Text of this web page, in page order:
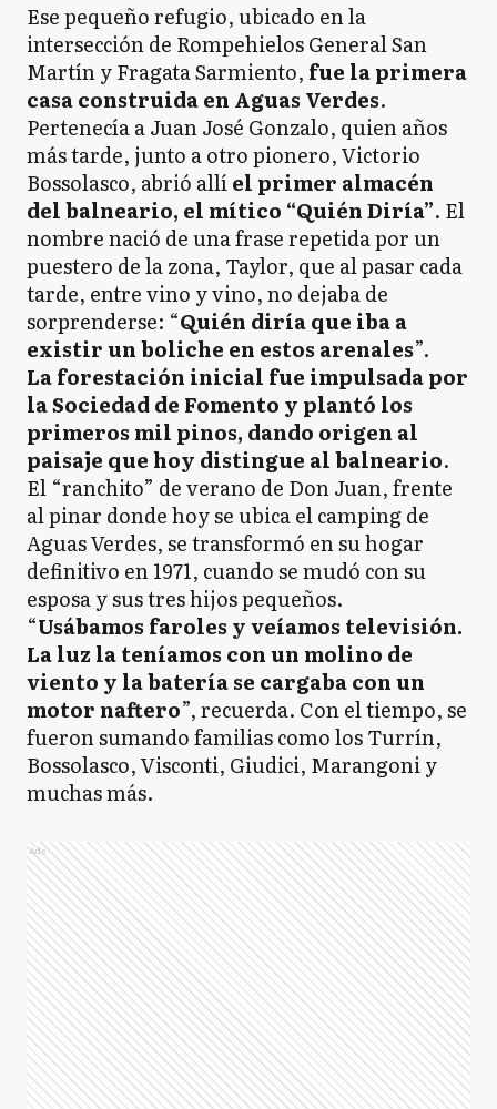
Ese pequeño refugio, ubicado en la
intersección de Rompehielos General San
Martín y Fragata Sarmiento, fue la primera
casa construida en Aguas Verdes.
Pertenecía a Juan José Gonzalo, quien años
más tarde, junto a otro pionero, Victorio
Bossolasco, abrió allíel primer almacén
del balneario, el mítico “Quién Diría”. El
nombre nació de una frase repetida por un
puestero de la zona, Taylor, que al pasar cada
tarde, entre vino y vino, no dejaba de
sorprenderse: “Quién diría que iba a
existir un boliche en estos arenales”.
La forestación inicial fue impulsada por
la Sociedad de Fomento y plantó los
primeros mil pinos, dando origen al
paisaje que hoy distingue al balneario.
El “ranchito” de verano de Don Juan, frente
al pinar donde hoy se ubica el camping de
Aguas Verdes, se transformó en su hogar
definitivo en 1971, cuando se mudó con su
esposa y sus tres hijos pequeños.
“Usábamos faroles y veíamos televisión.
La luz la teníamos con un molino de
viento y la batería se cargaba con un
motor naftero”, recuerda. Con el tiempo, se
fueron sumando familias como los Turrín,
Bossolasco, Visconti, Giudici, Marangoni y
muchas más.
Ads